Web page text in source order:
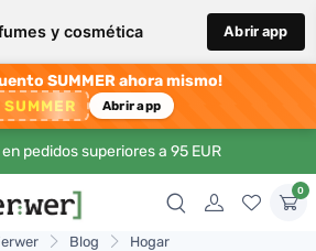
y cosmética Abrir app
SUMMER ahora mismo!
SUMMER Abrir app
pedidos superiores a 95 EUR
0
Blog Hogar